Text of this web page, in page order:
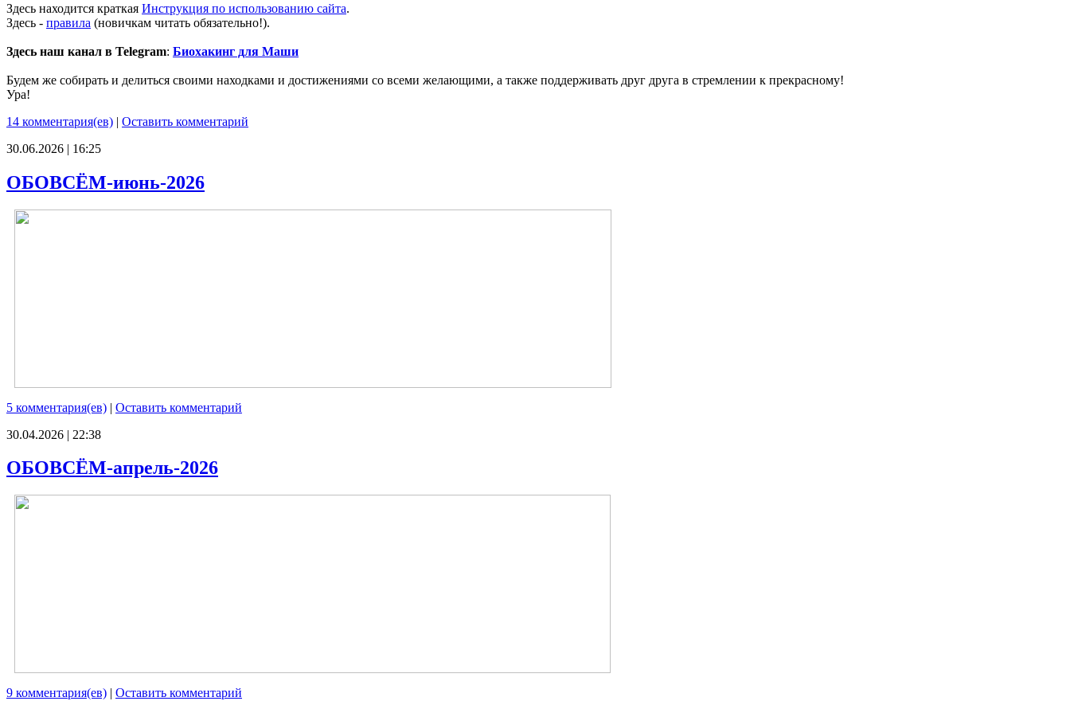
Здесь находится краткая Инструкция по использованию сайта.
Здесь - правила (новичкам читать обязательно!).
Здесь наш канал в Telegram: Биохакинг для Маши
Будем же собирать и делиться своими находками и достижениями со всеми желающими, а также поддерживать друг друга в стремлении к прекрасному!
Ура!
14 комментария(ев) | Оставить комментарий
30.06.2026 | 16:25
ОБОВСЁМ-июнь-2026
5 комментария(ев) | Оставить комментарий
30.04.2026 | 22:38
ОБОВСЁМ-апрель-2026
9 комментария(ев) | Оставить комментарий